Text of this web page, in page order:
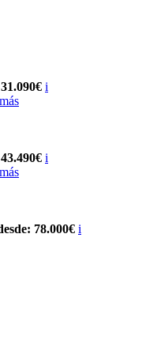
i
i
78.000€ i